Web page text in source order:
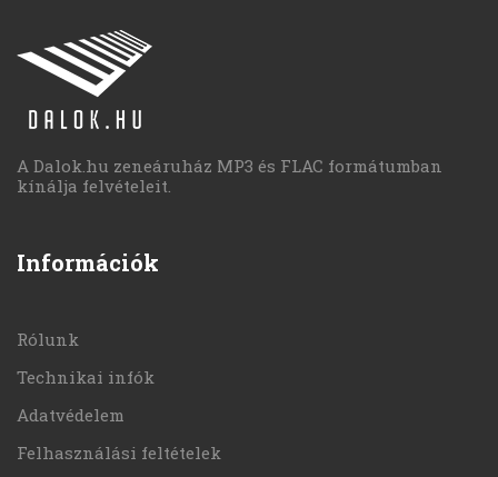
A Dalok.hu zeneáruház MP3 és FLAC formátumban
kínálja felvételeit.
Információk
Rólunk
Technikai infók
Adatvédelem
Felhasználási feltételek